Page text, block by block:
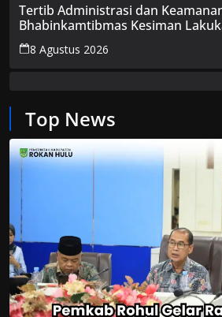
Tertib Administrasi dan
Bhabinkamtibmas Kesiman
Pendatang Non-Permanen
8 Agustus 2026
Top News